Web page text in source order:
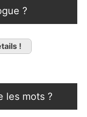
?
!
les mots ?